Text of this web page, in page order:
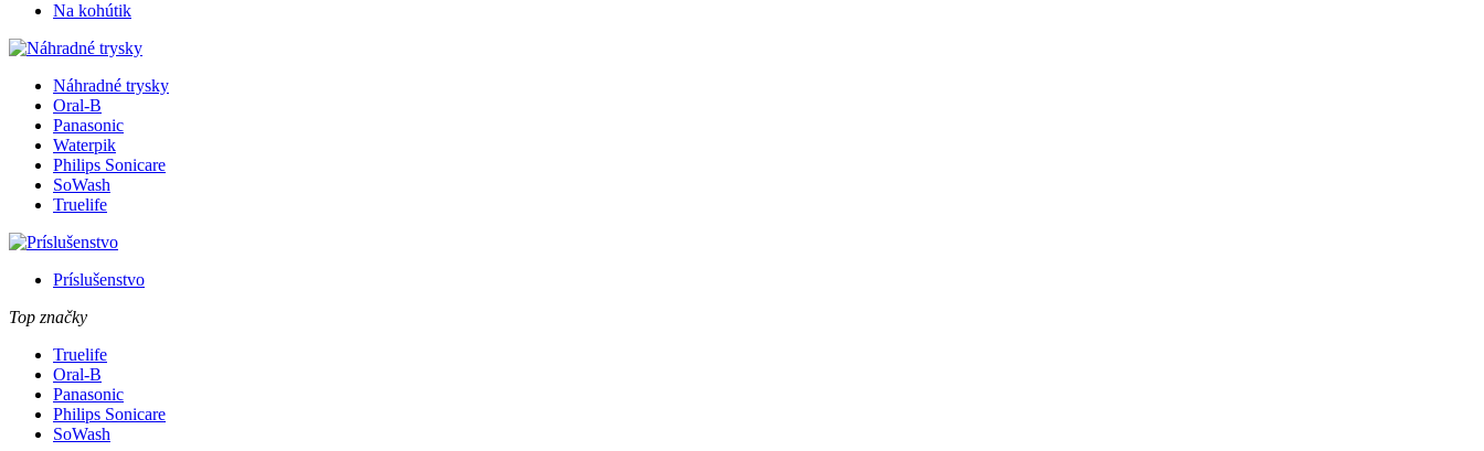
Na kohútik
Náhradné trysky
Oral-B
Panasonic
Waterpik
Philips Sonicare
SoWash
Truelife
Príslušenstvo
Top značky
Truelife
Oral-B
Panasonic
Philips Sonicare
SoWash